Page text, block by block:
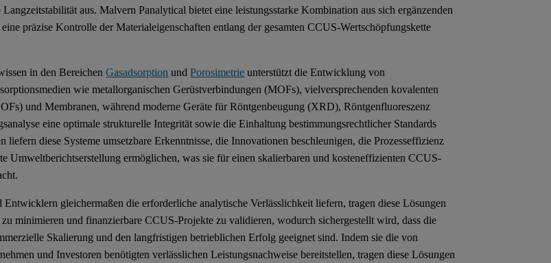
aus. Malvern Panalytical bietet eine leistungsstarke Kombination aus sich ergänzenden
präzise Kontrolle der Materialeigenschaften entlang der gesamten CCUS-Wertschöpfungskette
in den BereichenGasadsorption undPorosimetrie unterstützt die Entwicklung von
wie metallorganischen Gerüstverbindungen (MOFs), vielversprechenden kovalenten
und Membranen, während moderne Geräte für Röntgenbeugung (XRD), Röntgenfluoreszenz
eine optimale strukturelle Integrität sowie die Einhaltung bestimmungsrechtlicher Standards
liefern diese Systeme umsetzbare Erkenntnisse, die Innovationen beschleunigen, die Prozesseffizienz
Umweltberichtserstellung ermöglichen, was sie für einen skalierbaren und kosteneffizienten CCUS-
Entwicklern gleichermaßen die erforderliche analytische Verlässlichkeit liefern, tragen diese Lösungen
minimieren und finanzierbare CCUS-Projekte zu validieren, wodurch sichergestellt wird, dass die
Skalierung und den langfristigen betrieblichen Erfolg geeignet sind. Indem sie die von
und Investoren benötigten verlässlichen Leistungsnachweise bereitstellen, tragen diese Lösungen